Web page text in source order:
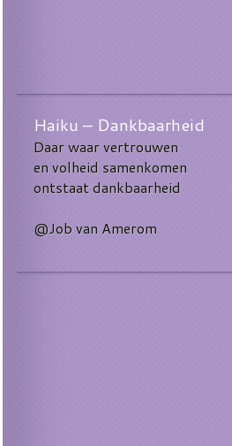
Haiku – Dankbaarheid
Daar waar vertrouwen
en volheid samenkomen
ontstaat dankbaarheid
@Job van Amerom